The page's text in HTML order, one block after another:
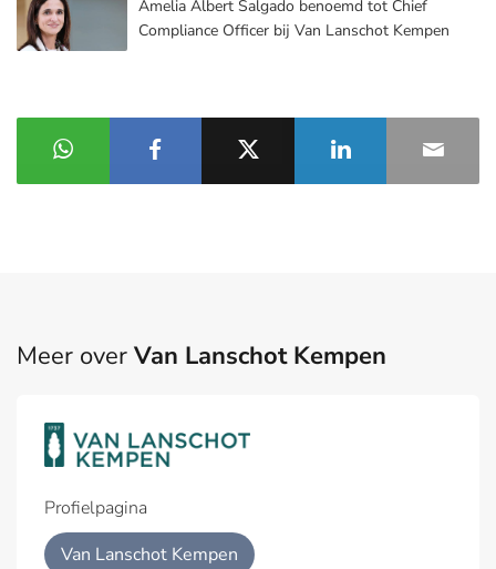
Amelia Albert Salgado benoemd tot Chief
Compliance Officer bij Van Lanschot Kempen
Meer over Van Lanschot Kempen
Profielpagina
Van Lanschot Kempen